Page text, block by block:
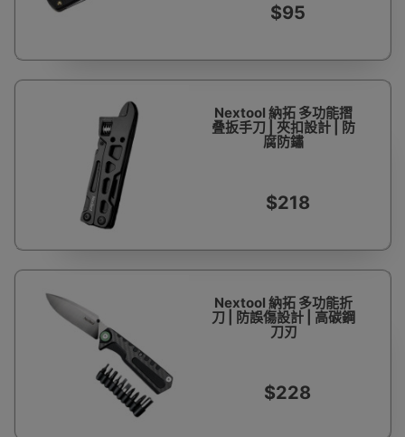
$95
Nextool 納拓 多功能摺
叠扳手刀 | 夾扣設計 | 防
腐防鏽
$218
Nextool 納拓 多功能折
刀 | 防誤傷設計 | 高碳鋼
刀刃
$228